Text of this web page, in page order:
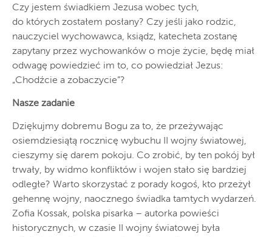
Czy jestem świadkiem Jezusa wobec tych,
do których zostałem posłany? Czy jeśli jako rodzic,
nauczyciel wychowawca, ksiądz, katecheta zostanę
zapytany przez wychowanków o moje życie, będę miał
odwagę powiedzieć im to, co powiedział Jezus:
„Chodźcie a zobaczycie”?
Nasze zadanie
Dziękujmy dobremu Bogu za to, że przeżywając
osiemdziesiątą rocznicę wybuchu II wojny światowej,
cieszymy się darem pokoju. Co zrobić, by ten pokój był
trwały, by widmo konfliktów i wojen stało się bardziej
odległe? Warto skorzystać z porady kogoś, kto przeżył
gehennę wojny, naocznego świadka tamtych wydarzeń.
Zofia Kossak, polska pisarka – autorka powieści
historycznych, w czasie II wojny światowej była